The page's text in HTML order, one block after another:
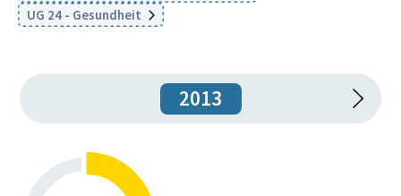
UG 24 - Gesundheit
2013